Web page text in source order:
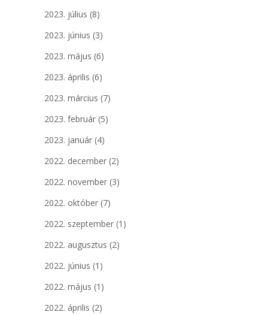
2023. július (8)
2023. június (3)
2023. május (6)
2023. április (6)
2023. március (7)
2023. február (5)
2023. január (4)
2022. december (2)
2022. november (3)
2022. október (7)
2022. szeptember (1)
2022. augusztus (2)
2022. június (1)
2022. május (1)
2022. április (2)